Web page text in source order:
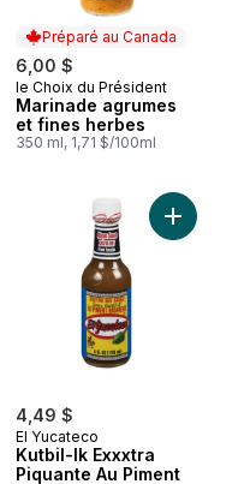
Préparé au Canada
6,00 $
Préparé au Canada
le Choix du Président
Marinade agrumes
et fines herbes
350 ml, 1,71 $/100ml
Habanero Sauce
4,49 $
El Yucateco
Kutbil-Ik Exxxtra
Piquante Au Piment
Ajouter